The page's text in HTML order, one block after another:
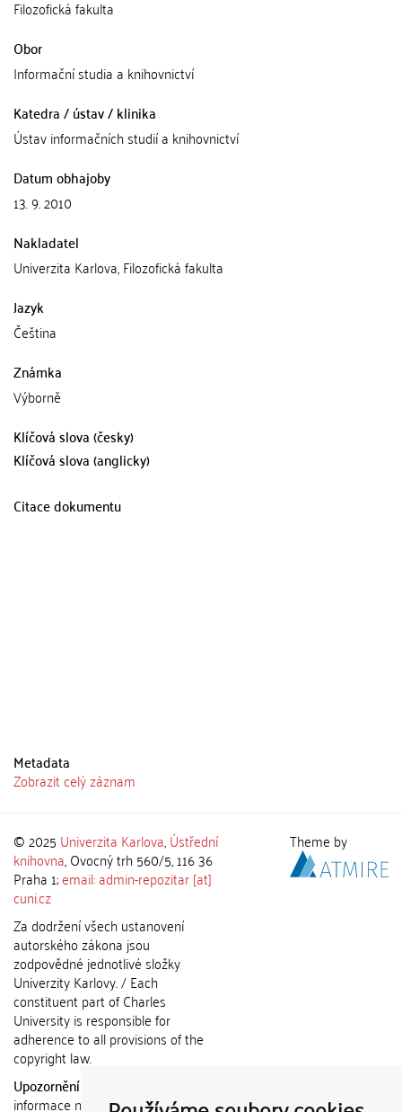
Filozofická fakulta
Obor
Informační studia a knihovnictví
Katedra / ústav / klinika
Ústav informačních studií a knihovnictví
Datum obhajoby
13. 9. 2010
Nakladatel
Univerzita Karlova, Filozofická fakulta
Jazyk
Čeština
Známka
Výborně
Klíčová slova (česky)
Klíčová slova (anglicky)
Citace dokumentu
Metadata
Zobrazit celý záznam
© 2025 Univerzita Karlova,Ústřední
knihovna, Ovocný trh 560/5, 116 36
Praha 1;email: admin-repozitar [at]
cuni.cz
Za dodržení všech ustanovení
autorského zákona jsou
zodpovědné jednotlivé složky
Univerzity Karlovy. / Each
constituent part of Charles
University is responsible for
adherence to all provisions of the
copyright law.
Upozornění / Notice:
informace nemohou být použity k
Theme by